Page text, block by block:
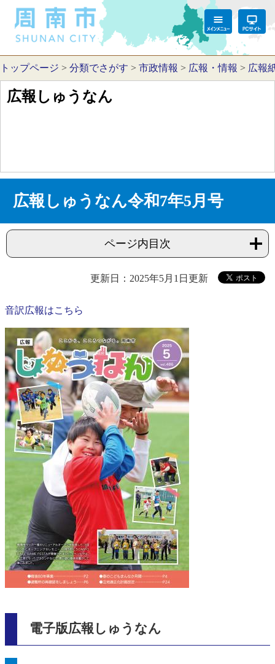
トップページ > 分類でさがす > 市政情報 > 広報・情報 > 広報
広報しゅうなん
広報しゅうなん令和7年5月号
ページ内目次
更新日：2025年5月1日更新
音訳広報はこちら
電子版広報しゅうなん